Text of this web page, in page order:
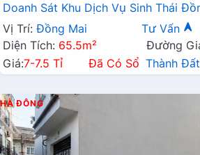
Doanh Sát Khu Dịch Vụ Sinh Thái
Vị Trí: Đồng Mai Tư Vấn
Diện Tích: 65.5m²
Đường
Giá:7-7.5 Tỉ Đã Có Sổ Thành
HÀ ĐÔNG